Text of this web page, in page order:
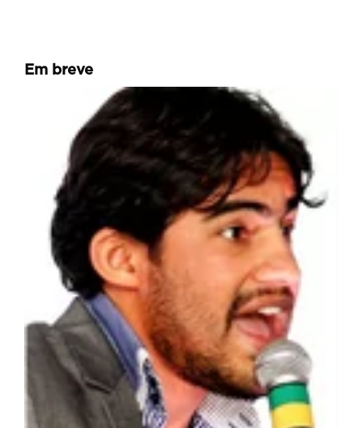
Em breve